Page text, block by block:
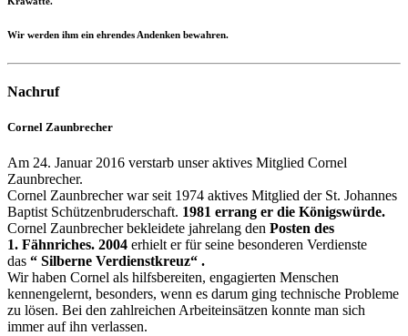
Wir werden ihm ein ehrendes Andenken bewahren.
Nachruf
Cornel Zaunbrecher
Am 24. Januar 2016 verstarb unser aktives Mitglied Cornel
Zaunbrecher.
Cornel Zaunbrecher war seit 1974 aktives Mitglied der St. Johannes
Baptist Schützenbruderschaft. 1981 errang er die Königswürde.
Cornel Zaunbrecher bekleidete jahrelang den Posten des
1. Fähnriches. 2004 erhielt er für seine besonderen Verdienste
das “ Silberne Verdienstkreuz“ .
Wir haben Cornel als hilfsbereiten, engagierten Menschen
kennengelernt, besonders, wenn es darum ging technische Probleme
zu lösen. Bei den zahlreichen Arbeiteinsätzen konnte man sich
immer auf ihn verlassen.